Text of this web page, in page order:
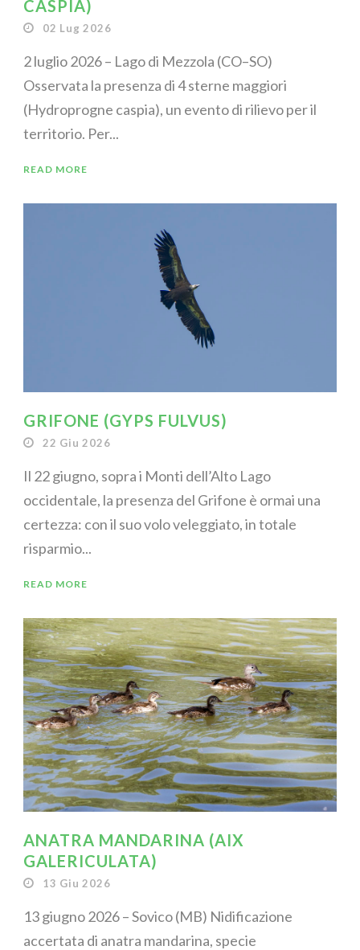
CASPIA)
02 Lug 2026
2 luglio 2026 – Lago di Mezzola (CO–SO)
Osservata la presenza di 4 sterne maggiori
(Hydroprogne caspia), un evento di rilievo per il
territorio. Per...
READ MORE
GRIFONE (GYPS FULVUS)
22 Giu 2026
Il 22 giugno, sopra i Monti dell’Alto Lago
occidentale, la presenza del Grifone è ormai una
certezza: con il suo volo veleggiato, in totale
risparmio...
READ MORE
ANATRA MANDARINA (AIX
GALERICULATA)
13 Giu 2026
13 giugno 2026 – Sovico (MB) Nidificazione
accertata di anatra mandarina, specie